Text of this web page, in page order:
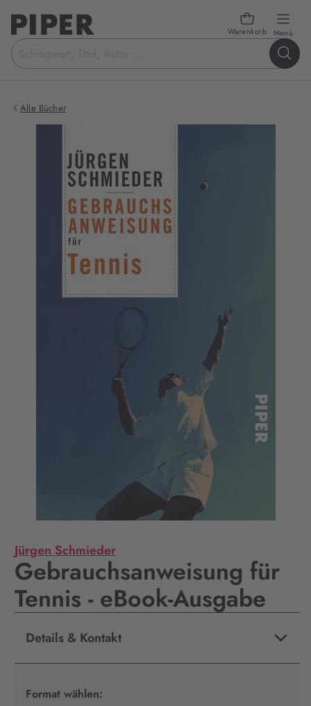
Warenkorb Menü
Suchbegriff
eingeben
Alle Bücher
Jürgen Schmieder
Gebrauchsanweisung für
Tennis - eBook-Ausgabe
Details & Kontakt
Format wählen: